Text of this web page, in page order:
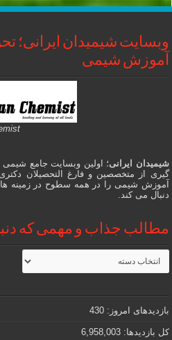
وبسایت شیمیدان ایرانی؛
آموزش شیمی
شیمیدان ایرانی؛ اولین وبسایت جامع
گیری از متخصصین و فارغ التحصیلان
آموزش شیمی را در همه سطوح در زمینه
دنبال می کند.
مطالب جذاب و مهمی که
مطالب
جذاب
و
که
دنبالش
هستید
بازدیدهای امروز: 430
کل بازدیدها: 6,958,003